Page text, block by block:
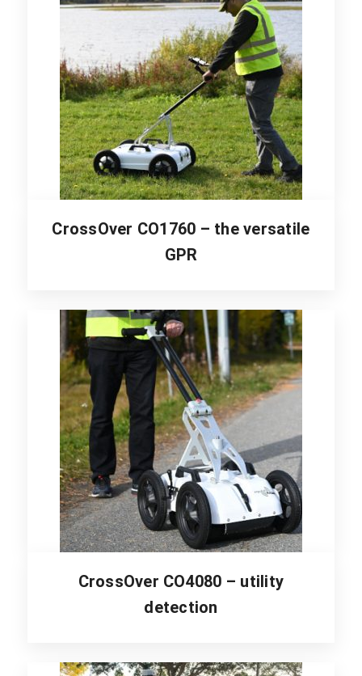
CrossOver CO1760 – the versatile
GPR
CrossOver CO4080 – utility
detection